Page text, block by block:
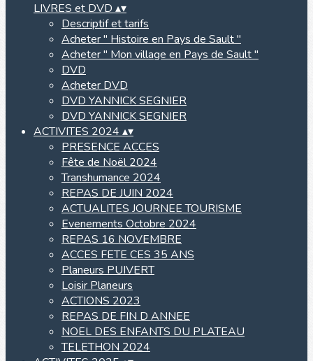
LIVRES et DVD ▴▾
Descriptif et tarifs
Acheter " Histoire en Pays de Sault "
Acheter " Mon village en Pays de Sault "
DVD
Acheter DVD
DVD YANNICK SEGNIER
DVD YANNICK SEGNIER
ACTIVITES 2024 ▴▾
PRESENCE ACCES
Fête de Noël 2024
Transhumance 2024
REPAS DE JUIN 2024
ACTUALITES JOURNEE TOURISME
Evenements Octobre 2024
REPAS 16 NOVEMBRE
ACCES FETE CES 35 ANS
Planeurs PUIVERT
Loisir Planeurs
ACTIONS 2023
REPAS DE FIN D ANNEE
NOEL DES ENFANTS DU PLATEAU
TELETHON 2024